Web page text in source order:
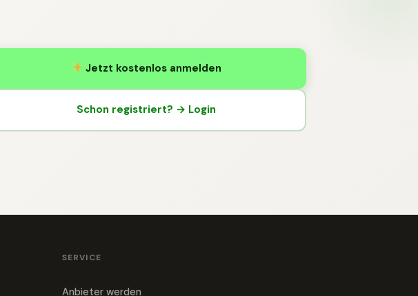
Jetzt kostenlos anmelden
Schon registriert? → Login
SERVICE
Anbieter werden